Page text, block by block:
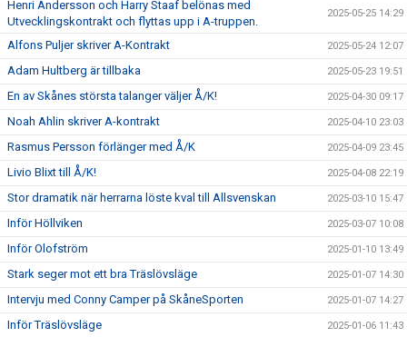
Henri Andersson och Harry Staaf belönas med
Utvecklingskontrakt och flyttas upp i A-truppen.
2025-05-25 14:29
Alfons Puljer skriver A-Kontrakt 2025-05-24 12:07
Adam Hultberg är tillbaka 2025-05-23 19:51
En av Skånes största talanger väljer Å/K! 2025-04-30 09:17
Noah Ahlin skriver A-kontrakt 2025-04-10 23:03
Rasmus Persson förlänger med Å/K 2025-04-09 23:45
Livio Blixt till Å/K! 2025-04-08 22:19
Stor dramatik när herrarna löste kval till Allsvenskan 2025-03-10 15:47
Inför Höllviken 2025-03-07 10:08
Inför Olofström 2025-01-10 13:49
Stark seger mot ett bra Träslövsläge 2025-01-07 14:30
Intervju med Conny Camper på SkåneSporten 2025-01-07 14:27
Inför Träslövsläge 2025-01-06 11:43